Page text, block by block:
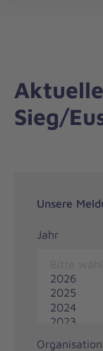
Sieg/
Unsere
Jahr
Organisation